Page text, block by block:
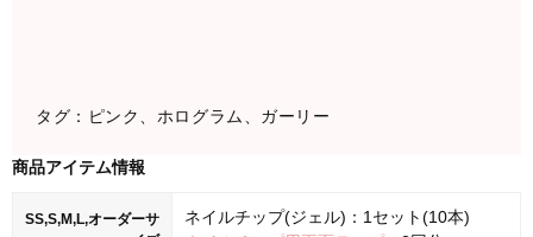
タグ：ピンク、ホログラム、ガーリー
商品アイテム情報
SS,S,M,L,オーダーサ
ネイルチップ(ジェル)：1セット(10本)